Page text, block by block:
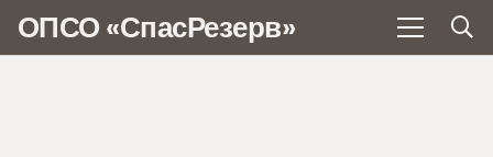
ОПСО «СпасРезерв»